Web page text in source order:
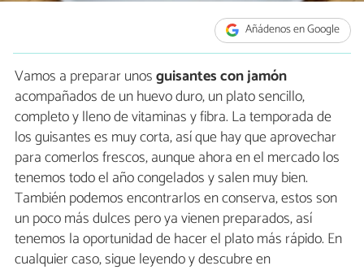
Añádenos en Google
Vamos a preparar unosguisantes con jamón
acompañados de un huevo duro, un plato sencillo,
completo y lleno de vitaminas y fibra. La temporada de
los guisantes es muy corta, así que hay que aprovechar
para comerlos frescos, aunque ahora en el mercado los
tenemos todo el año congelados y salen muy bien.
También podemos encontrarlos en conserva, estos son
un poco más dulces pero ya vienen preparados, así
tenemos la oportunidad de hacer el plato más rápido. En
cualquier caso, sigue leyendo y descubre en